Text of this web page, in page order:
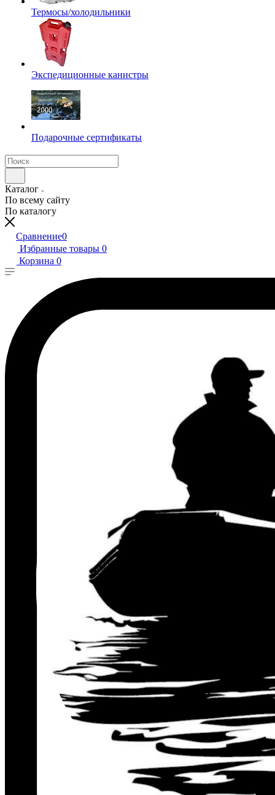
Термосы/холодильники
Экспедиционные канистры
Подарочные сертификаты
Каталог
По всему сайту
По каталогу
Сравнение0
Избранные товары 0
Корзина 0